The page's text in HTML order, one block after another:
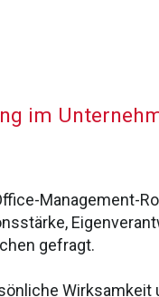
im
Management-
gefragt.